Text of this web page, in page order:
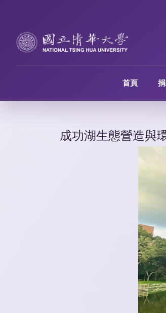
首頁
成功湖生態營造與